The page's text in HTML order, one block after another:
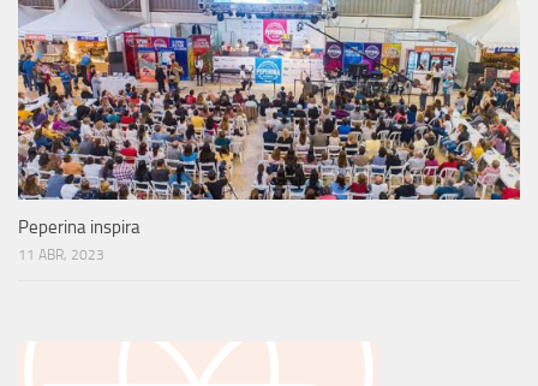
Peperina inspira
11 ABR, 2023